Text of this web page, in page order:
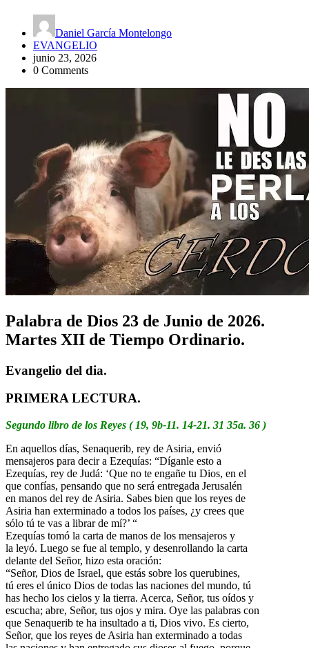
Daniel García Montelongo
EVANGELIO
junio 23, 2026
0 Comments
Palabra de Dios 23 de Junio de 2026.
Martes XII de Tiempo Ordinario.
Evangelio del dia.
PRIMERA LECTURA.
Segundo libro de los Reyes ( 19, 9b-11. 14-21. 31 35a. 36 )
En aquellos días, Senaquerib, rey de Asiria, envió
mensajeros para decir a Ezequías: “Díganle esto a
Ezequías, rey de Judá: ‘Que no te engañe tu Dios, en el
que confías, pensando que no será entregada Jerusalén
en manos del rey de Asiria. Sabes bien que los reyes de
Asiria han exterminado a todos los países, ¿y crees que
sólo tú te vas a librar de mí?’ “
Ezequías tomó la carta de manos de los mensajeros y
la leyó. Luego se fue al templo, y desenrollando la carta
delante del Señor, hizo esta oración:
“Señor, Dios de Israel, que estás sobre los querubines,
tú eres el único Dios de todas las naciones del mundo, tú
has hecho los cielos y la tierra. Acerca, Señor, tus oídos y
escucha; abre, Señor, tus ojos y mira. Oye las palabras con
que Senaquerib te ha insultado a ti, Dios vivo. Es cierto,
Señor, que los reyes de Asiria han exterminado a todas